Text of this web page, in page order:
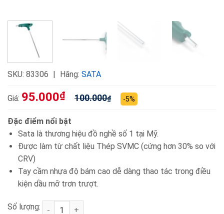
SKU: 83306 Hãng: SATA
Giá: 95.000₫ 100.000₫ -5%
Đặc điểm nổi bật
Sata là thương hiệu đồ nghề số 1 tại Mỹ.
Được làm từ chất liệu Thép SVMC (cứng hơn 30% so với
CRV)
Tay cầm nhựa độ bám cao dễ dàng thao tác trong điều
kiện dầu mỡ trơn trượt.
Số lượng: Chìa lục giác cầm tay chữ T 2.5mm Sata 83306 số